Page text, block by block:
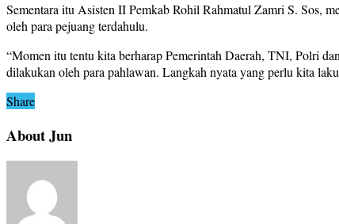
Sementara itu Asisten II Pemkab Rohil Rahmatul Zamri S. Sos,
oleh para pejuang terdahulu.
“Momen itu tentu kita berharap Pemerintah Daerah, TNI, Polri
dilakukan oleh para pahlawan. Langkah nyata yang perlu kita
Share
About Jun